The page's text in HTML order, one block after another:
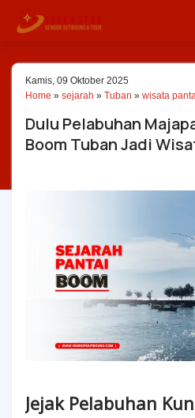
Kamis, 09 Oktober 2025
Home » sejarah » Tuban » wisata
Dulu Pelabuhan
Boom Tuban Jadi
Jejak Pelabuhan